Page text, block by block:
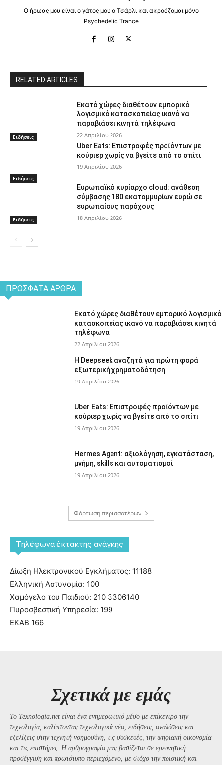
Ο ήρωας μου είναι ο γάτος μου ο Τσάρλι και ακροάζομαι μόνο
Psychedelic Trance
RELATED ARTICLES
Ειδήσεις
Εκατό χώρες διαθέτουν εμπορικό
λογισμικό κατασκοπείας ικανό να
παραβιάσει κινητά τηλέφωνα
22 Απριλίου 2026
Ειδήσεις
Uber Eats: Επιστροφές προϊόντων με
κούριερ χωρίς να βγείτε από το σπίτι
19 Απριλίου 2026
Ειδήσεις
Ευρωπαϊκό κυρίαρχο cloud: ανάθεση
σύμβασης 180 εκατομμυρίων ευρώ σε
ευρωπαίους παρόχους
18 Απριλίου 2026
ΠΡΌΣΦΑΤΑ ΆΡΘΡΑ
Εκατό χώρες διαθέτουν εμπορικό λογισμικό
κατασκοπείας ικανό να παραβιάσει κινητά
τηλέφωνα
22 Απριλίου 2026
Η Deepseek αναζητά για πρώτη φορά
εξωτερική χρηματοδότηση
19 Απριλίου 2026
Uber Eats: Επιστροφές προϊόντων με
κούριερ χωρίς να βγείτε από το σπίτι
19 Απριλίου 2026
Hermes Agent: αξιολόγηση, εγκατάσταση,
μνήμη, skills και αυτοματισμοί
19 Απριλίου 2026
Φόρτωση περισσοτέρων
Tηλέφωνα έκτακτης ανάγκης
Δίωξη Ηλεκτρονικού Εγκλήματος: 11188
Ελληνική Αστυνομία: 100
Χαμόγελο του Παιδιού: 210 3306140
Πυροσβεστική Υπηρεσία: 199
ΕΚΑΒ 166
Σχετικά με εμάς
Το Texnologia.net είναι ένα ενημερωτικό μέσο με επίκεντρο την
τεχνολογία, καλύπτοντας τεχνολογικά νέα, ειδήσεις, αναλύσεις και
εξελίξεις στην τεχνητή νοημοσύνη, τις συσκευές, την ψηφιακή οικονομία
και τις επιστήμες. Η αρθρογραφία μας βασίζεται σε ερευνητική
προσέγγιση και πρωτότυπο περιεχόμενο, με στόχο την ποιοτική και